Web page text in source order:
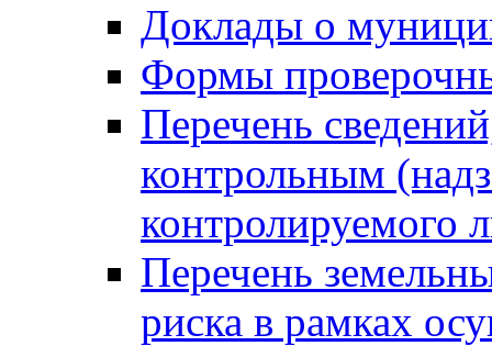
Доклады о
Формы
Перечень
контрольным
контролируемого
Перечень
риска в рамках